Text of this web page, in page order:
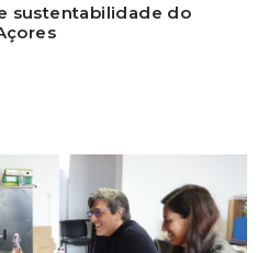
sustentabilidade do